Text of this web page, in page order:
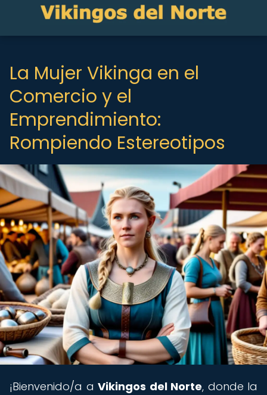
La Mujer Vikinga en el
Comercio y el
Emprendimiento:
Rompiendo Estereotipos
¡Bienvenido/a a Vikingos del Norte, donde la